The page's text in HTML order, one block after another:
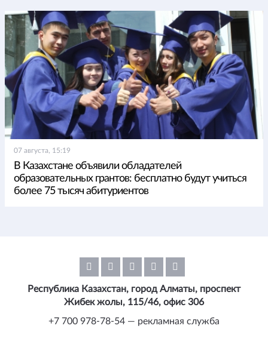
07 августа, 15:19
В Казахстане объявили обладателей
образовательных грантов: бесплатно будут учиться
более 75 тысяч абитуриентов
Республика Казахстан, город Алматы, проспект
Жибек жолы, 115/46, офис 306
+7 700 978-78-54 — рекламная служба